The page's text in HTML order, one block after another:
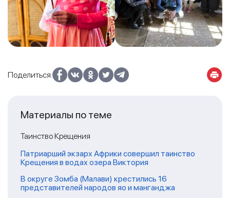
Поделиться:
Материалы по теме
Таинство Крещения
Патриарший экзарх Африки совершил таинство
Крещения в водах озера Виктория
В округе Зомба (Малави) крестились 16
представителей народов яо и манганджа